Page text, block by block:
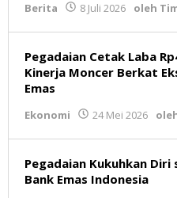
Berita 8 Juli 2026 oleh
Pegadaian Cetak Laba
Kinerja Moncer Berkat
Emas
Ekonomi 24 Mei 2026
Pegadaian Kukuhkan Diri
Bank Emas Indonesia